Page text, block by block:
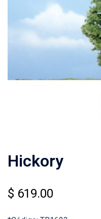
Hickory
$ 619.00